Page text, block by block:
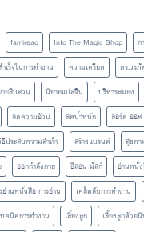
famiread Into The Magic Shop ก
เร็จในการทำงาน ความเครียด ดร.วรภั
ยสืบสวน นิยายแปลจีน บริหารสมอง
ลดความอ้วน ลดน้ำหนัก ลอร์ด ออฟ
ประสบความสำเร็จ สร้างแบรนด์ สุขภ
ออกกำลังกาย อีลอน มัสก์
อ่านหนั
านหนังสือ การอ่าน
เคล็ดลับการทำงาน
ทคนิคการทำงาน เลี้ยงลูก เลี้ยงลูกด้วย